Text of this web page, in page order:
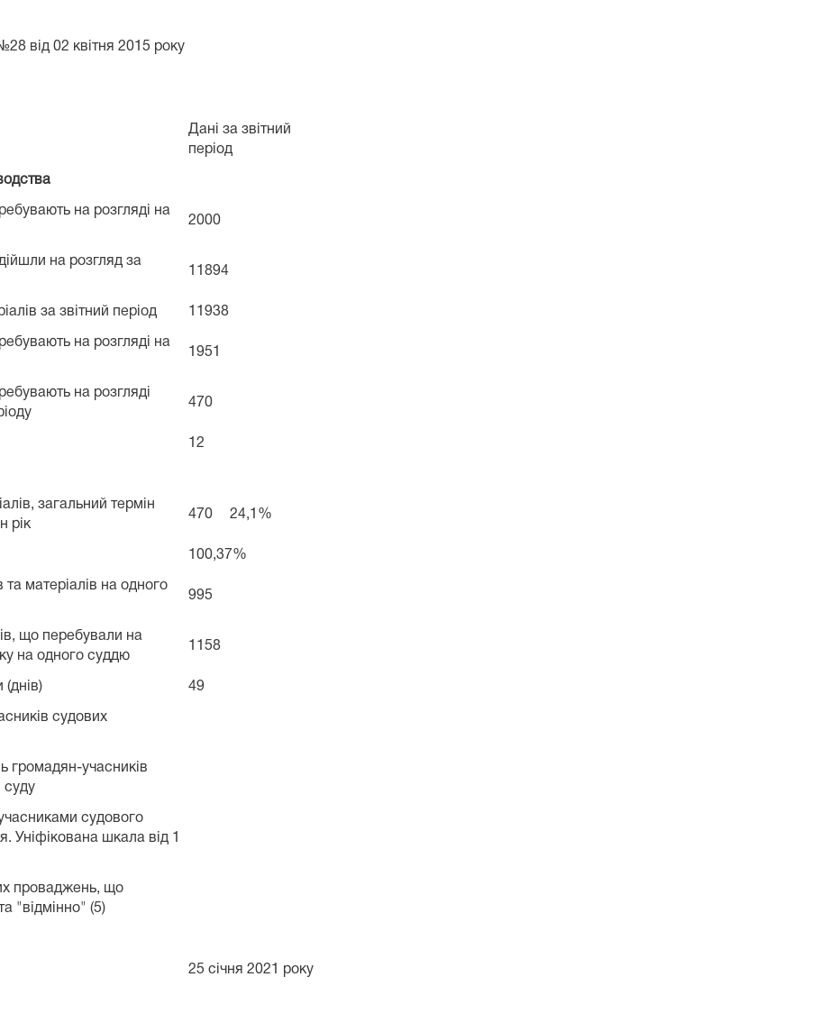
від 02 квітня 2015 року
Дані за звітний
період
на розгляді на
2000
на розгляд за
11894
за звітний період 11938
на розгляді на
1951
на розгляді
470
12
загальний термін
рік
470 24,1%
100,37%
та матеріалів на одного
995
що перебували на
на одного суддю
1158
(днів) 49
судових
громадян-учасників
суду
судового
Уніфікована шкала від 1
проваджень, що
"відмінно" (5)
25 січня 2021 року